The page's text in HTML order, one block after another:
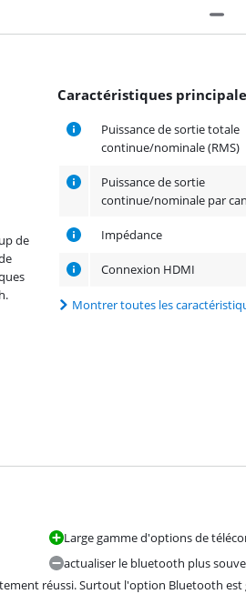
Caractéristiques
Puissance de sortie totale
continue/nominale (RMS)
Puissance de sortie
continue/nominale par
Impédance
Connexion HDMI
Montrer toutes les
de
Large gamme d'options de
actualiser le bluetooth plus
réussi. Surtout l'option Bluetooth est